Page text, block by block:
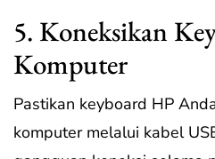
5. Koneksikan
Komputer
Pastikan keyboard HP
komputer melalui kabel